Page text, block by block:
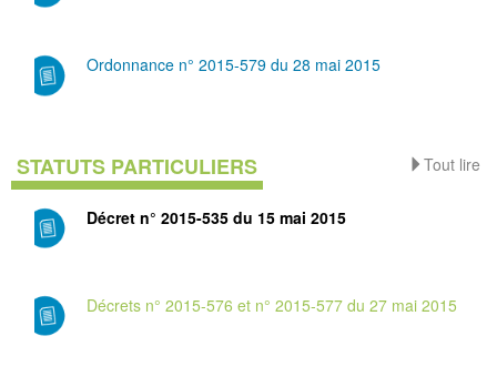
Ordonnance n° 2015-579 du 28 mai 2015
Tout lire
STATUTS PARTICULIERS
Décret n° 2015-535 du 15 mai 2015
Décrets n° 2015-576 et n° 2015-577 du 27 mai 2015